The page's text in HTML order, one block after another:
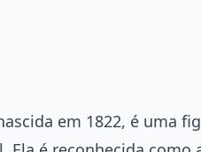
em 1822, é uma